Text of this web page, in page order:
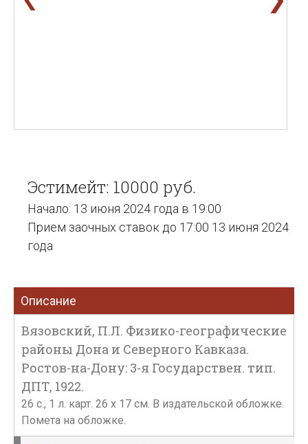
Эстимейт: 10000 руб.
Начало: 13 июня 2024 года в 19:00
Прием заочных ставок до 17:00 13 июня 2024
года
Описание
Вязовский, П.Л. Физико-географические
районы Дона и Северного Кавказа.
Ростов-на-Дону: 3-я Государствен. тип.
ДПТ, 1922.
26 с., 1 л. карт. 26 х 17 см. В издательской обложке.
Помета на обложке.